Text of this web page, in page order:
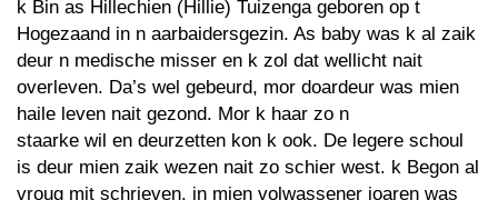
k Bin as Hillechien (Hillie) Tuizenga geboren op t
Hogezaand in n aarbaidersgezin. As baby was k al zaik
deur n medische misser en k zol dat wellicht nait
overleven. Da’s wel gebeurd, mor doardeur was mien
haile leven nait gezond. Mor k haar zo n
staarke wil en deurzetten kon k ook. De legere schoul
is deur mien zaik wezen nait zo schier west. k Begon al
vroug mit schrieven. in mien volwassener joaren was